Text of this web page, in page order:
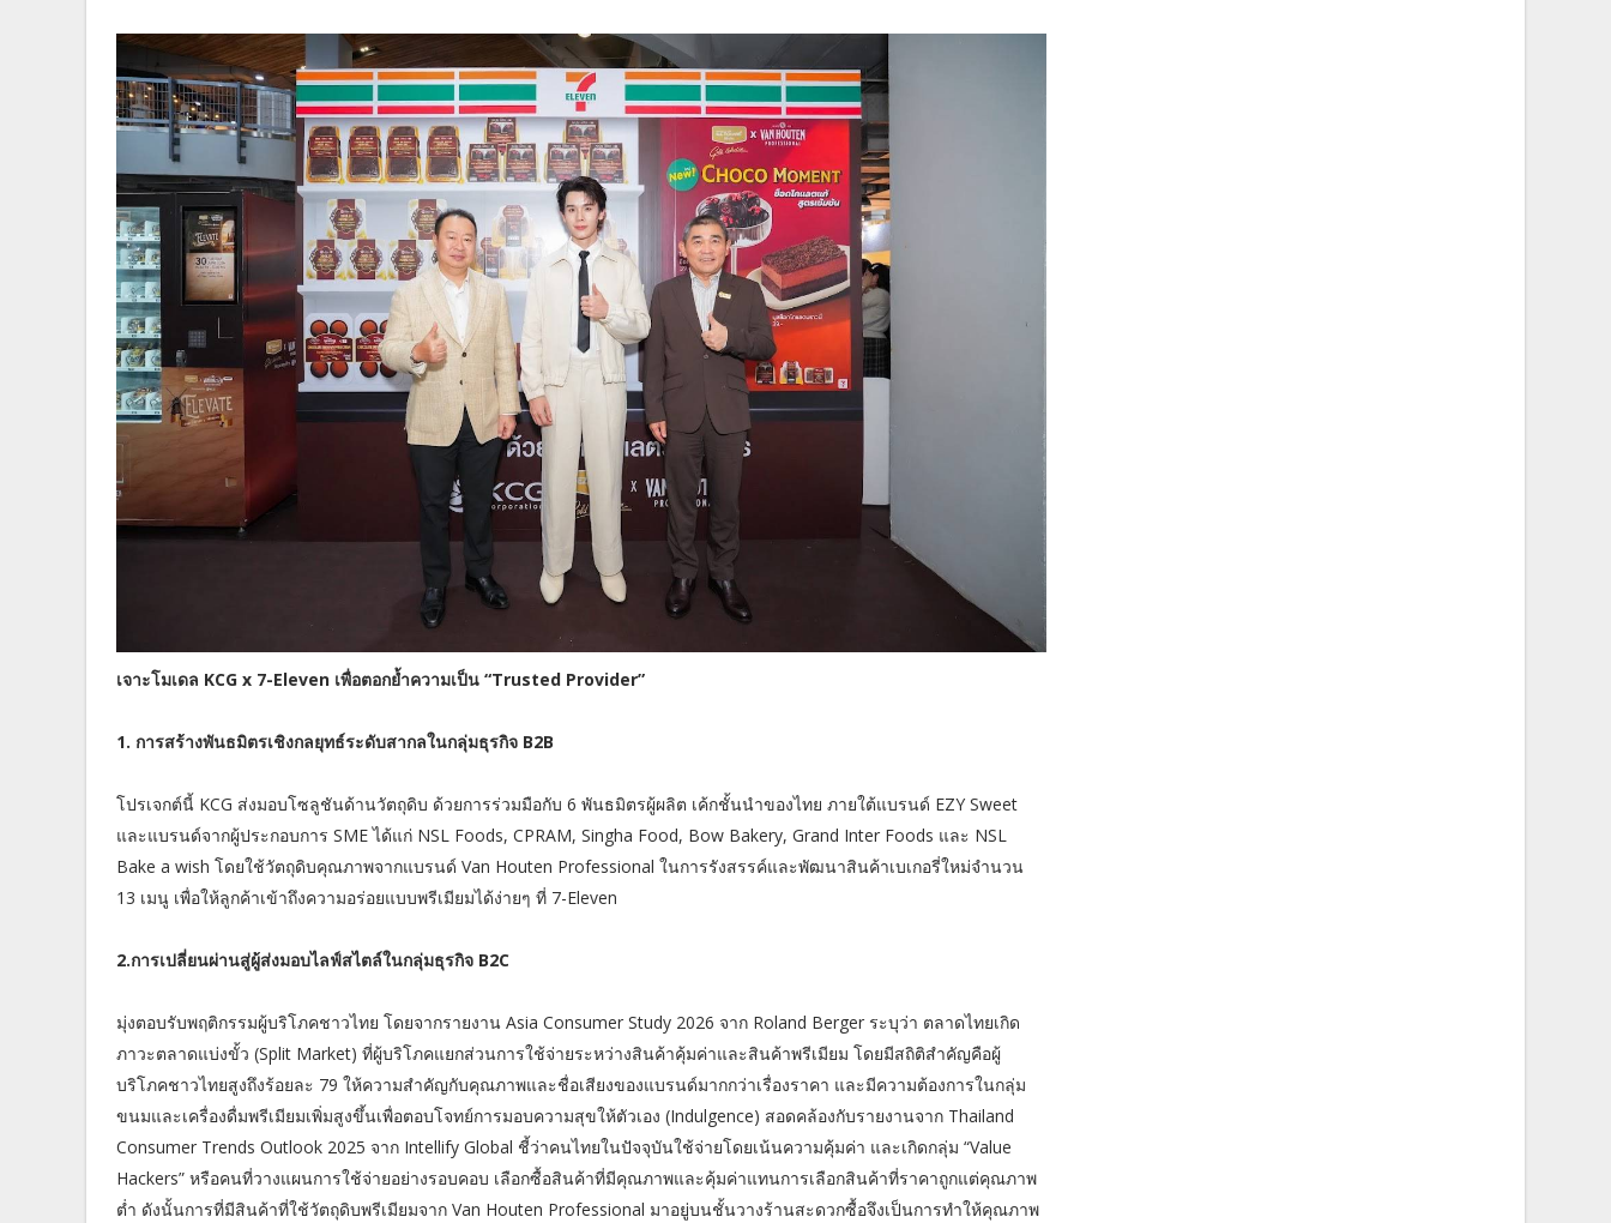
เจาะโมเดล KCG x 7-Eleven เพื่อตอกย้ำความเป็น “Trusted Provider”
1. การสร้างพันธมิตรเชิงกลยุทธ์ระดับสากลในกลุ่มธุรกิจ B2B
โปรเจกต์นี้ KCG ส่งมอบโซลูชันด้านวัตถุดิบ ด้วยการร่วมมือกับ 6 พันธมิตรผู้ผลิต เค้กชั้นนำของไทย ภายใต้แบรนด์ EZY Sweet
และแบรนด์จากผู้ประกอบการ SME ได้แก่ NSL Foods, CPRAM, Singha Food, Bow Bakery, Grand Inter Foods และ NSL
Bake a wish โดยใช้วัตถุดิบคุณภาพจากแบรนด์ Van Houten Professional ในการรังสรรค์และพัฒนาสินค้าเบเกอรี่ใหม่จำนวน
13 เมนู เพื่อให้ลูกค้าเข้าถึงความอร่อยแบบพรีเมียมได้ง่ายๆ ที่ 7-Eleven
2.การเปลี่ยนผ่านสู่ผู้ส่งมอบไลฟ์สไตล์ในกลุ่มธุรกิจ B2C
มุ่งตอบรับพฤติกรรมผู้บริโภคชาวไทย โดยจากรายงาน Asia Consumer Study 2026 จาก Roland Berger ระบุว่า ตลาดไทยเกิด
ภาวะตลาดแบ่งขั้ว (Split Market) ที่ผู้บริโภคแยกส่วนการใช้จ่ายระหว่างสินค้าคุ้มค่าและสินค้าพรีเมียม โดยมีสถิติสำคัญคือผู้
บริโภคชาวไทยสูงถึงร้อยละ 79 ให้ความสำคัญกับคุณภาพและชื่อเสียงของแบรนด์มากกว่าเรื่องราคา และมีความต้องการในกลุ่ม
ขนมและเครื่องดื่มพรีเมียมเพิ่มสูงขึ้นเพื่อตอบโจทย์การมอบความสุขให้ตัวเอง (Indulgence) สอดคล้องกับรายงานจาก Thailand
Consumer Trends Outlook 2025 จาก Intellify Global ชี้ว่าคนไทยในปัจจุบันใช้จ่ายโดยเน้นความคุ้มค่า และเกิดกลุ่ม “Value
Hackers” หรือคนที่วางแผนการใช้จ่ายอย่างรอบคอบ เลือกซื้อสินค้าที่มีคุณภาพและคุ้มค่าแทนการเลือกสินค้าที่ราคาถูกแต่คุณภาพ
ต่ำ ดังนั้นการที่มีสินค้าที่ใช้วัตถุดิบพรีเมียมจาก Van Houten Professional มาอยู่บนชั้นวางร้านสะดวกซื้อจึงเป็นการทำให้คุณภาพ